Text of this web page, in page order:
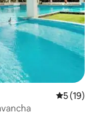
5 de uma
5 (19)